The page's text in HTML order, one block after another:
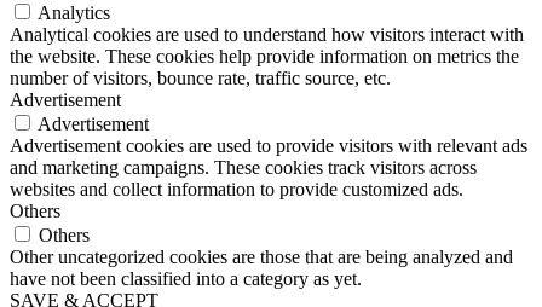
Analytics
Analytical cookies are used to understand how visitors interact with
the website. These cookies help provide information on metrics the
number of visitors, bounce rate, traffic source, etc.
Advertisement
Advertisement
Advertisement cookies are used to provide visitors with relevant ads
and marketing campaigns. These cookies track visitors across
websites and collect information to provide customized ads.
Others
Others
Other uncategorized cookies are those that are being analyzed and
have not been classified into a category as yet.
SAVE & ACCEPT